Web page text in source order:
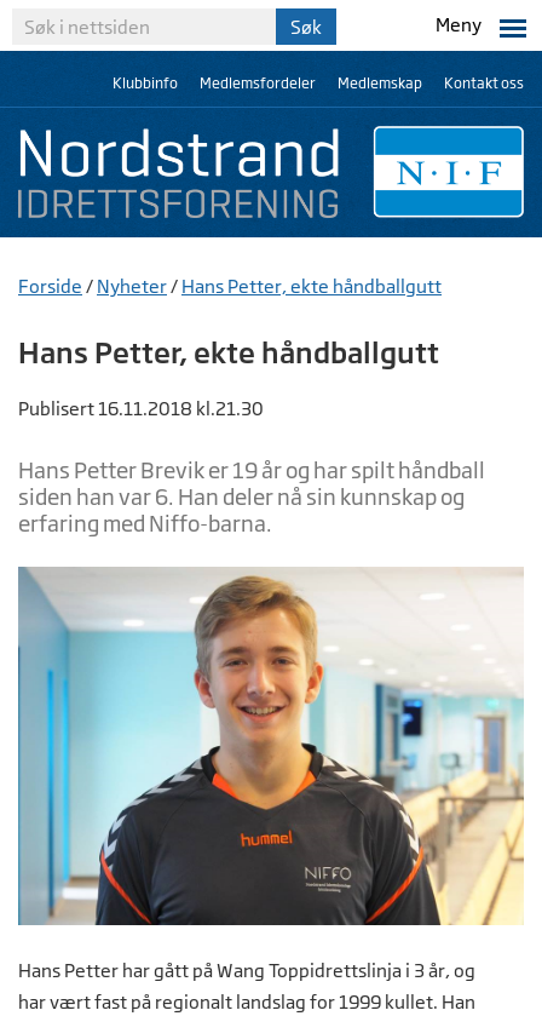
Meny
Klubbinfo Medlemsfordeler Medlemskap Kontakt oss
Forside / Nyheter/ Hans Petter, ekte håndballgutt
Hans Petter, ekte håndballgutt
Publisert 16.11.2018 kl.21.30
Hans Petter Brevik er 19 år og har spilt håndball
siden han var 6. Han deler nå sin kunnskap og
erfaring med Niffo-barna.
Hans Petter har gått på Wang Toppidrettslinja i 3 år, og
har vært fast på regionalt landslag for 1999 kullet. Han